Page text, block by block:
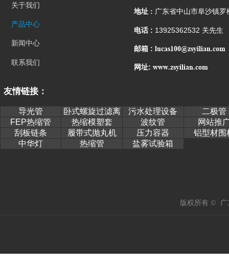
版权所有 © 广
关于我们
产品中心
新闻中心
联系我们
地址 : 广东省中山市阜沙镇罗
电话 : 13925362532 关先生
邮箱 : lucas100@zsyilian.com
网址: www.zsyilian.com
导光管
卧式螺旋过滤离
心机
污水处理设备
二极管
FEP热缩管
热缩模塑套 波纹管
网站推
刮板链条
履带式抛丸机 压力容器
铝型材围
中华灯
热缩管 盐雾试验箱
友情链接：